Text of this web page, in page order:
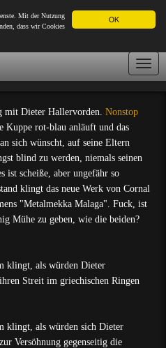
OK
Mit der Nutzung
dass wir Cookies
mit Dieter Hallervorden. Nonstop
Kuppe rot-blau anläuft und das
sich wünscht, auf seine Eltern
blind zu werden, niemals seinen
ist scheiße, aber ungefähr so
klingt das neue Werk von Cornal
"Metalmekka Malaga". Fuck, ist
Mühe zu geben, wie die beiden?
klingt, als würden Dieter
Streit im griechischen Ringen
klingt, als würden sich Dieter
Versöhnung gegenseitig die